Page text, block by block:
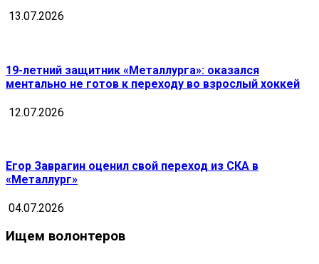
13.07.2026
19-летний защитник «Металлурга»: оказался
ментально не готов к переходу во взрослый хоккей
12.07.2026
Егор Заврагин оценил свой переход из СКА в
«Металлург»
04.07.2026
Ищем волонтеров